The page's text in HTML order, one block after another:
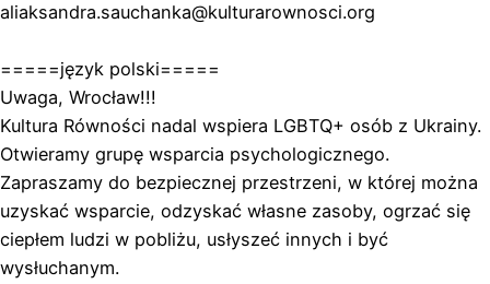
aliaksandra.sauchanka@kulturarownosci.org
=====język polski=====
Uwaga, Wrocław!!!
Kultura Równości nadal wspiera LGBTQ+ osób z Ukrainy.
Otwieramy grupę wsparcia psychologicznego.
Zapraszamy do bezpiecznej przestrzeni, w której można
uzyskać wsparcie, odzyskać własne zasoby, ogrzać się
ciepłem ludzi w pobliżu, usłyszeć innych i być
wysłuchanym.